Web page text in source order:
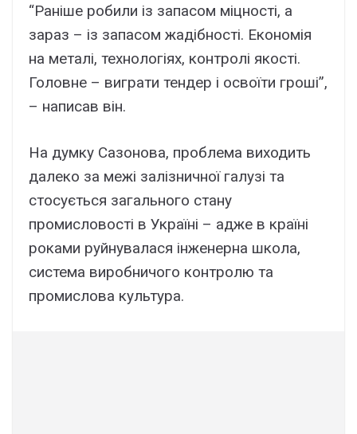
“Раніше робили із запасом міцності, а
зараз – із запасом жадібності. Економія
на металі, технологіях, контролі якості.
Головне – виграти тендер і освоїти гроші”,
– написав він.
На думку Сазонова, проблема виходить
далеко за межі залізничної галузі та
стосується загального стану
промисловості в Україні – адже в країні
роками руйнувалася інженерна школа,
система виробничого контролю та
промислова культура.